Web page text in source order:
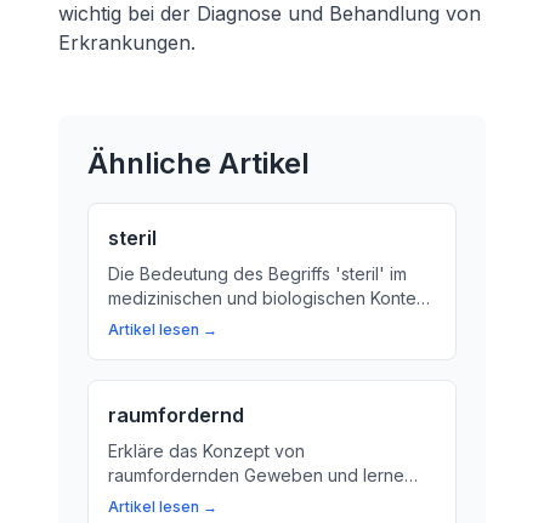
wichtig bei der Diagnose und Behandlung von
Erkrankungen.
Ähnliche Artikel
steril
Die Bedeutung des Begriffs 'steril' im
medizinischen und biologischen Kontext.
Erfahren Sie, wie wichtig es ist, den
Artikel lesen →
raumfordernd
Erkläre das Konzept von
raumfordernden Geweben und lerne
mehr über die Biologie des Wachstums.
Artikel lesen →